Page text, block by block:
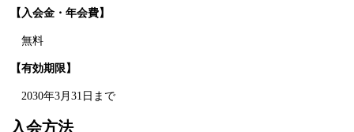
【入会金・年会費】
無料
【有効期限】
2030年3月31日まで
入会方法